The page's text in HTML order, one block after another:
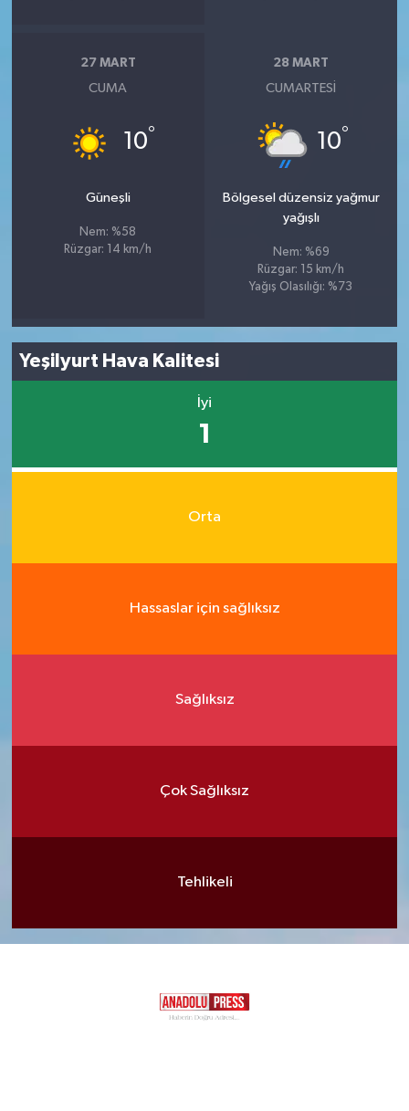
27 MART
CUMA
10°
Güneşli
Nem: %58
Rüzgar: 14 km/h
28 MART
CUMARTESI
10°
Bölgesel düzensiz yağmur
yağışlı
Nem: %69
Rüzgar: 15 km/h
Yağış Olasılığı: %73
Yeşilyurt Hava Kalitesi
İyi
1
Orta
Hassaslar için sağlıksız
Sağlıksız
Çok Sağlıksız
Tehlikeli